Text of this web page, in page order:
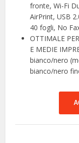
fronte, Wi-Fi
AirPrint, USB
40 fogli, No
OTTIMALE
E MEDIE
bianco/nero
bianco/nero